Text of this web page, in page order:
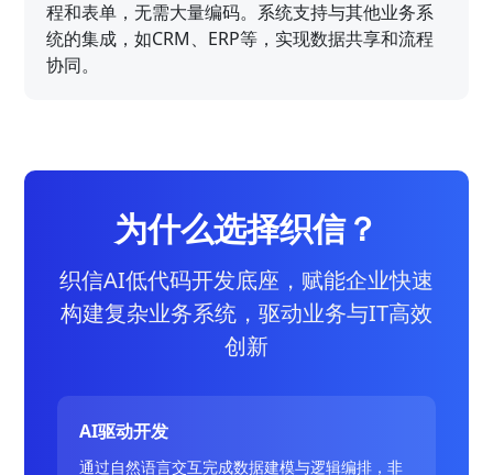
程和表单，无需大量编码。系统支持与其他业务系
统的集成，如CRM、ERP等，实现数据共享和流程
协同。
为什么选择织信？
织信AI低代码开发底座，赋能企业快速
构建复杂业务系统，驱动业务与IT高效
创新
AI驱动开发
通过自然语言交互完成数据建模与逻辑编排，非